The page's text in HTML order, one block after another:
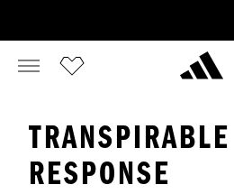
TRANSPIRABLE
RESPONSE